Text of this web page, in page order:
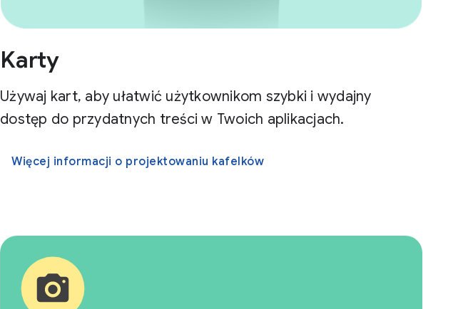
Karty
Używaj kart, aby ułatwić użytkownikom szybki i wydajny
dostęp do przydatnych treści w Twoich aplikacjach.
Więcej informacji o projektowaniu kafelków